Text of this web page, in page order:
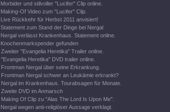
Morbider und stilvoller "Lucifer" Clip online.
Making-Of Video zum "Lucifer" Clip.
Live Rückkehr für Herbst 2011 anvisiert!
Statement zum Stand der Dinge bei Nergal
Nergal verlässt Krankenhaus. Statement online.
Knochenmarkspender gefunden
Zweiter "Evangelia Heretika" Trailer online.
"Evangelia Heretika" DVD trailer online.
Frontman Nergal über seine Erkrankung.
Frontman Nergal schwer an Leukämie erkrankt?
Nergal im Krankenhaus. Tourabsagen für Monate.
Zweite DVD im Anmarsch
Making Of Clip zu "Alas The Lord Is Upon Me".
Nergal wegen anti-religiöser Aussage verklagt.